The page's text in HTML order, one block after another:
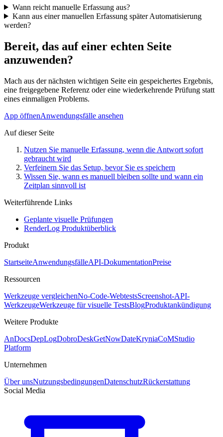
Wann reicht manuelle Erfassung aus?
Kann aus einer manuellen Erfassung später Automatisierung
werden?
Bereit, das auf einer echten Seite
anzuwenden?
Mach aus der nächsten wichtigen Seite ein gespeichertes Ergebnis,
eine freigegebene Referenz oder eine wiederkehrende Prüfung statt
eines einmaligen Problems.
App öffnenAnwendungsfälle ansehen
Auf dieser Seite
Nutzen Sie manuelle Erfassung, wenn die Antwort sofort
gebraucht wird
Verfeinern Sie das Setup, bevor Sie es speichern
Wissen Sie, wann es manuell bleiben sollte und wann ein
Zeitplan sinnvoll ist
Weiterführende Links
Geplante visuelle Prüfungen
RenderLog Produktüberblick
Produkt
StartseiteAnwendungsfälleAPI-DokumentationPreise
Ressourcen
Werkzeuge vergleichenNo-Code-WebtestsScreenshot-API-
WerkzeugeWerkzeuge für visuelle TestsBlogProduktankündigung
Weitere Produkte
AnDocsDepLogDobroDeskGetNowDateKryniaCoMStudio
Platform
Unternehmen
Über unsNutzungsbedingungenDatenschutzRückerstattung
Social Media